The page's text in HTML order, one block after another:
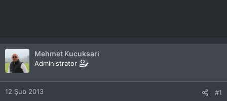
Mehmet Kucuksari
Administrator
12 Şub 2013 #1